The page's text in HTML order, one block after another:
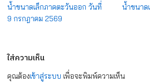
น้ำขนาดเล็กภาคตะวันออก วันที่
9 กรกฎาคม 2569
น้ำขนาด
ใส่ความเห็น
คุณต้องเข้าสู่ระบบ เพื่อจะพิมพ์ความเห็น